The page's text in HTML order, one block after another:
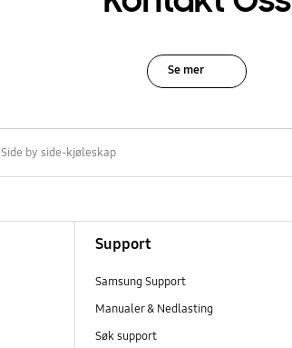
Se mer
Side by side-kjøleskap
Support
Samsung Support
Manualer & Nedlasting
Søk support